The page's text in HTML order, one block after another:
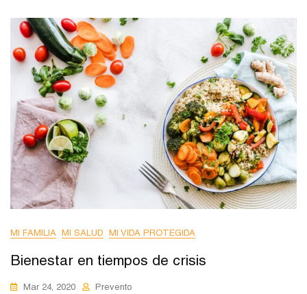
MI FAMILIA MI SALUD MI VIDA PROTEGIDA
Bienestar en tiempos de crisis
Mar 24, 2020 Prevento